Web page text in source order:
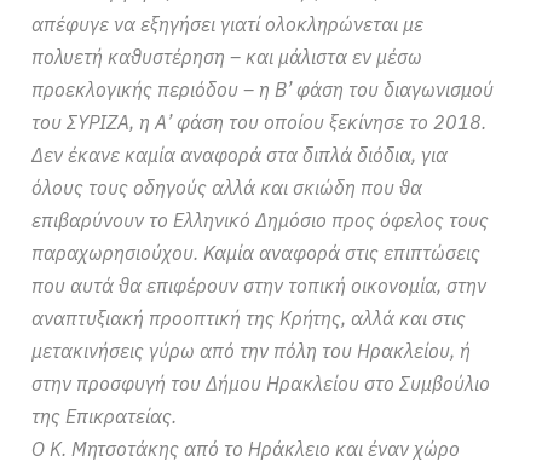
απέφυγε να εξηγήσει γιατί ολοκληρώνεται με
πολυετή καθυστέρηση – και μάλιστα εν μέσω
προεκλογικής περιόδου – η Β’ φάση του διαγωνισμού
του ΣΥΡΙΖΑ, η Α’ φάση του οποίου ξεκίνησε το 2018.
Δεν έκανε καμία αναφορά στα διπλά διόδια, για
όλους τους οδηγούς αλλά και σκιώδη που θα
επιβαρύνουν το Ελληνικό Δημόσιο προς όφελος τους
παραχωρησιούχου. Καμία αναφορά στις επιπτώσεις
που αυτά θα επιφέρουν στην τοπική οικονομία, στην
αναπτυξιακή προοπτική της Κρήτης, αλλά και στις
μετακινήσεις γύρω από την πόλη του Ηρακλείου, ή
στην προσφυγή του Δήμου Ηρακλείου στο Συμβούλιο
της Επικρατείας.
Ο Κ. Μητσοτάκης από το Ηράκλειο και έναν χώρο